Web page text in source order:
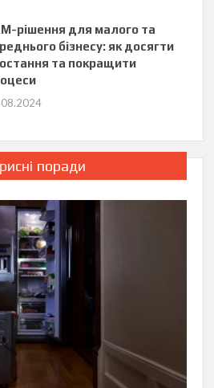
рішення для малого та
бізнесу: як досягти
та покращити
поради